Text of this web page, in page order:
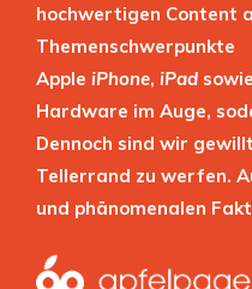
hochwertigen Content
Themenschwerpunkte
Apple iPhone, iPad sowie
Hardware im Auge,
Dennoch sind wir
Tellerrand zu werfen.
und phänomenalen